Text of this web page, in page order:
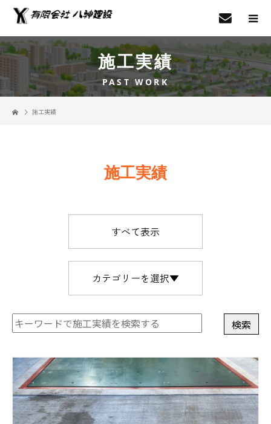
施工実績
PAST WORK
施工実績
施工実績
すべて表示
カテゴリーを選択▼